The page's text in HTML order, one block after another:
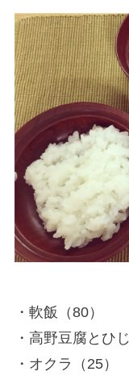
・軟飯（80）
・高野豆腐とひ
・オクラ（25）